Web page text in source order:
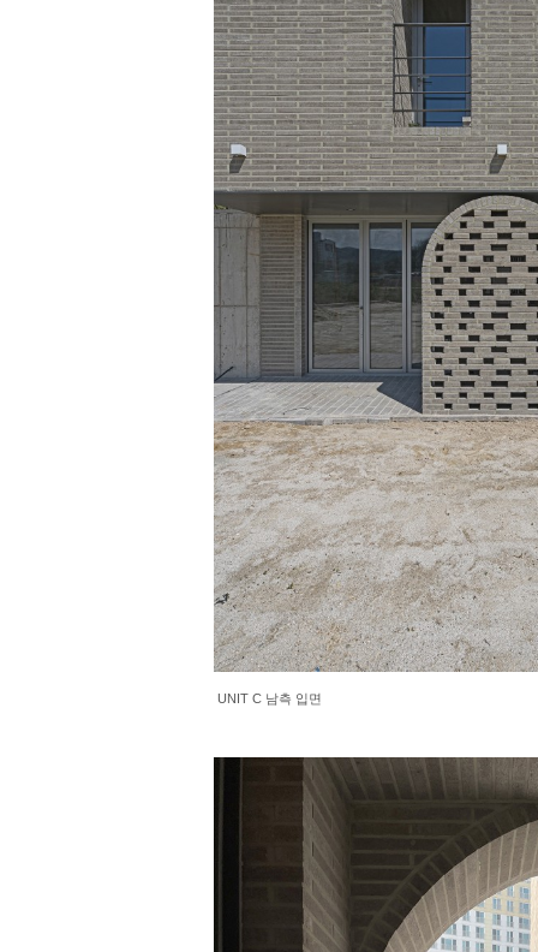
UNIT C 남측 입면